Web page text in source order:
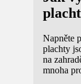
Napněte
plachty
na
mnoha